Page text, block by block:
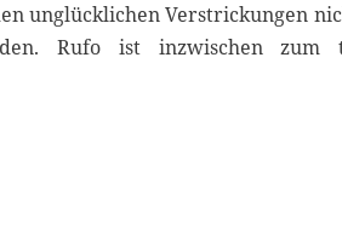
unglücklichen Verstrickungen
Rufo ist inzwischen zum